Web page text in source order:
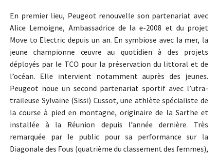
En premier lieu, Peugeot renouvelle son partenariat avec
Alice Lemoigne, Ambassadrice de la e-2008 et du projet
Move to Electric depuis un an. En symbiose avec la mer, la
jeune championne œuvre au quotidien à des projets
déployés par le TCO pour la préservation du littoral et de
l’océan. Elle intervient notamment auprès des jeunes.
Peugeot noue un second partenariat sportif avec l’utra-
traileuse Sylvaine (Sissi) Cussot, une athlète spécialiste de
la course à pied en montagne, originaire de la Sarthe et
installée à la Réunion depuis l’année dernière. Très
remarquée par le public pour sa performance sur la
Diagonale des Fous (quatrième du classement des femmes),